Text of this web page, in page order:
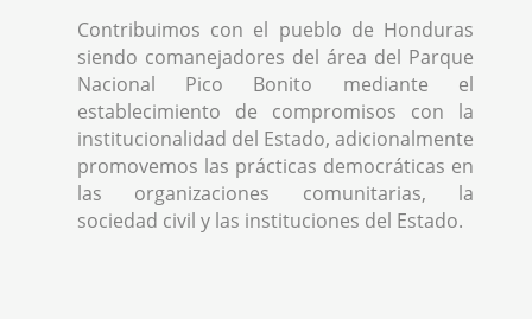
Contribuimos con el pueblo de Honduras
siendo comanejadores del área del Parque
Nacional Pico Bonito mediante el
establecimiento de compromisos con la
institucionalidad del Estado, adicionalmente
promovemos las prácticas democráticas en
las organizaciones comunitarias, la
sociedad civil y las instituciones del Estado.